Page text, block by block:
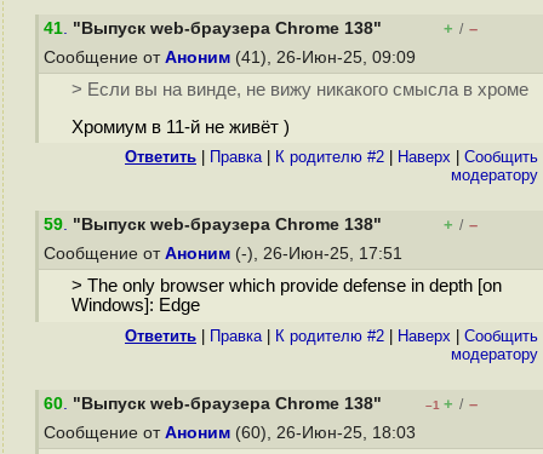
41. "Выпуск web-браузера Chrome 138" + / –
Сообщение от Аноним (41), 26-Июн-25, 09:09
> Если вы на винде, не вижу никакого смысла в хроме
Хромиум в 11-й не живёт )
Ответить Правка| К родителю #2 Наверх
Cообщить
модератору
59. "Выпуск web-браузера Chrome 138" + / –
Сообщение от Аноним (-), 26-Июн-25, 17:51
> The only browser which provide defense in depth [on
Windows]: Edge
Ответить Правка| К родителю #2 Наверх
Cообщить
модератору
60. "Выпуск web-браузера Chrome 138" –1 + / –
Сообщение от Аноним (60), 26-Июн-25, 18:03